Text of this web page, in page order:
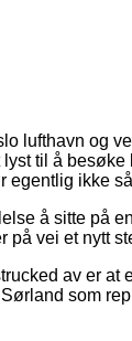
lufthavn og
lyst til å
egentlig ikke
å sitte på
på vei et nytt
av er at
som